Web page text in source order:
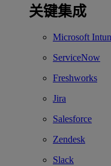
关键集成
Microsoft
ServiceNow
Freshworks
Jira
Salesforce
Zendesk
Slack